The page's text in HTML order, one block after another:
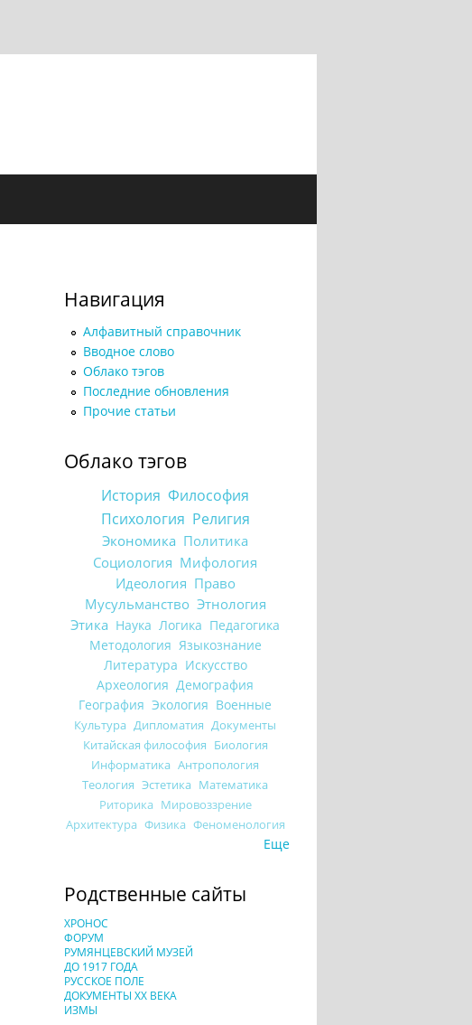
Навигация
Алфавитный справочник
Вводное слово
Облако тэгов
Последние обновления
Прочие статьи
Облако тэгов
История Философия
Психология Религия
Экономика Политика
Социология Мифология
Идеология Право
Мусульманство Этнология
Этика Наука Логика Педагогика
Методология Языкознание
Литература Искусство
Археология Демография
География Экология Военные
Культура Дипломатия Документы
Китайская философия Биология
Информатика Антропология
Теология Эстетика Математика
Риторика Мировоззрение
Архитектура Физика Феноменология
Еще
Родственные сайты
ХРОНОС
ФОРУМ
РУМЯНЦЕВСКИЙ МУЗЕЙ
ДО 1917 ГОДА
РУССКОЕ ПОЛЕ
ДОКУМЕНТЫ XX ВЕКА
ИЗМЫ